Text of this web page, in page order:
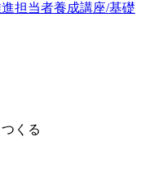
担当者養成講座/基礎
くる